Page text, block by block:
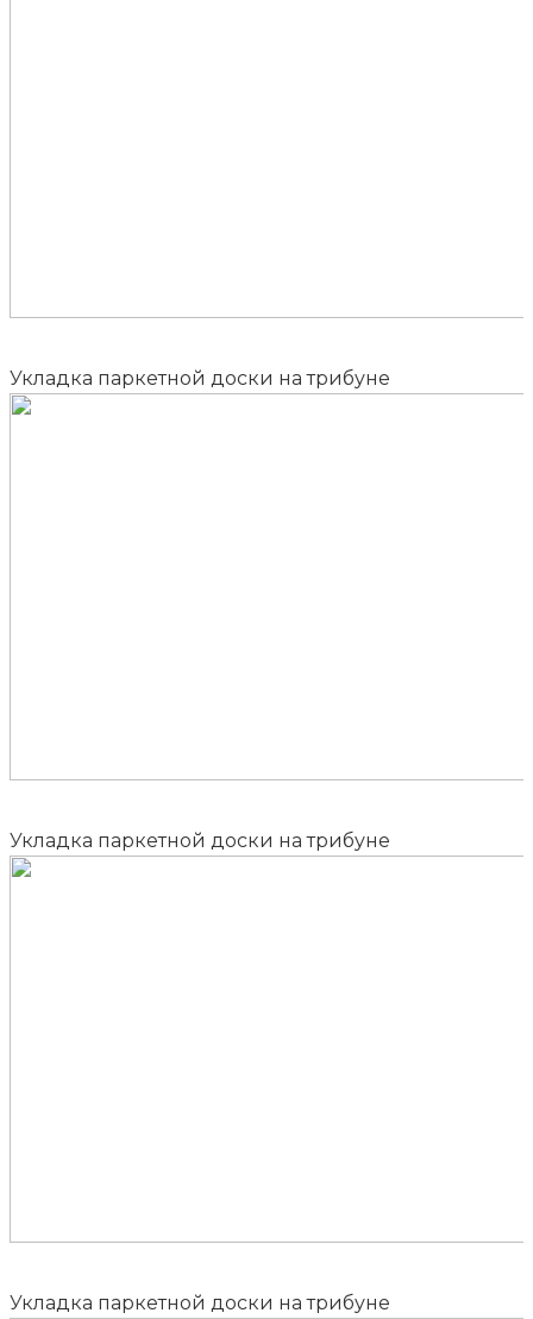
Укладка паркетной доски на трибуне
Укладка паркетной доски на трибуне
Укладка паркетной доски на трибуне